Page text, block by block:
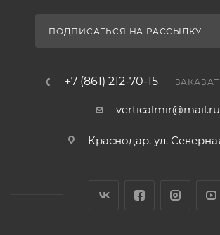
ПОДПИСАТЬСЯ НА РАССЫЛКУ
+7 (861) 212-70-15
verticalmir@mail.ru
Краснодар, ул.